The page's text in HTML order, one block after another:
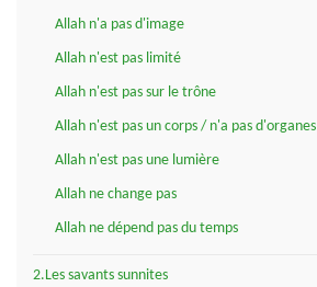
Allah n'a pas d'image
Allah n'est pas limité
Allah n'est pas sur le trône
Allah n'est pas un corps / n'a pas d'organes
Allah n'est pas une lumière
Allah ne change pas
Allah ne dépend pas du temps
2.Les savants sunnites